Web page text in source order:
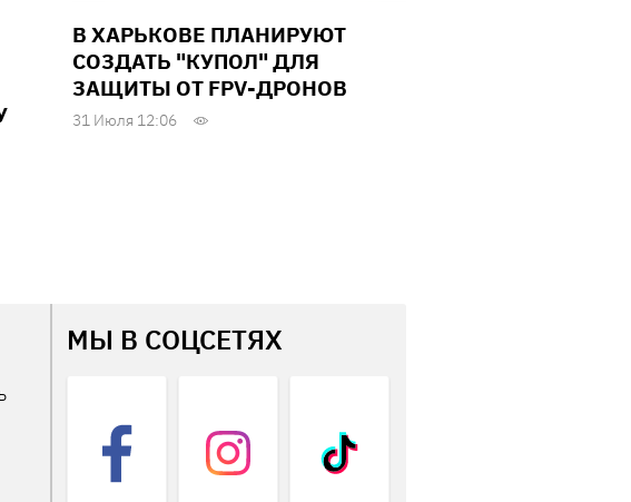
В ХАРЬКОВЕ ПЛАНИРУЮТ
СОЗДАТЬ "КУПОЛ" ДЛЯ
ЗАЩИТЫ ОТ FPV-ДРОНОВ
31 Июля 12:06
МЫ В СОЦСЕТЯХ